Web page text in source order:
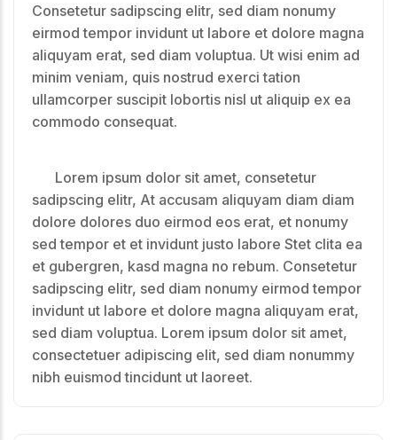
Consetetur sadipscing elitr, sed diam nonumy
eirmod tempor invidunt ut labore et dolore magna
aliquyam erat, sed diam voluptua. Ut wisi enim ad
minim veniam, quis nostrud exerci tation
ullamcorper suscipit lobortis nisl ut aliquip ex ea
commodo consequat.
Lorem ipsum dolor sit amet, consetetur
sadipscing elitr, At accusam aliquyam diam diam
dolore dolores duo eirmod eos erat, et nonumy
sed tempor et et invidunt justo labore Stet clita ea
et gubergren, kasd magna no rebum. Consetetur
sadipscing elitr, sed diam nonumy eirmod tempor
invidunt ut labore et dolore magna aliquyam erat,
sed diam voluptua. Lorem ipsum dolor sit amet,
consectetuer adipiscing elit, sed diam nonummy
nibh euismod tincidunt ut laoreet.